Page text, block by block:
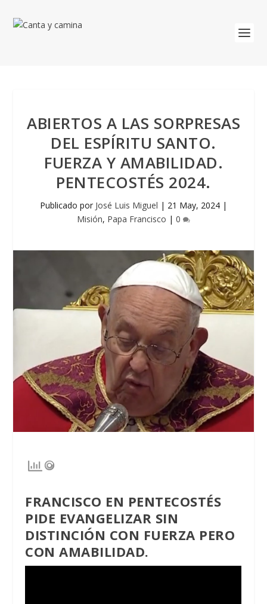
ABIERTOS A LAS SORPRESAS
DEL ESPÍRITU SANTO.
FUERZA Y AMABILIDAD.
PENTECOSTÉS 2024.
Publicado por José Luis Miguel | 21 May, 2024 |
Misión, Papa Francisco | 0
FRANCISCO EN PENTECOSTÉS
PIDE EVANGELIZAR SIN
DISTINCIÓN CON FUERZA PERO
CON AMABILIDAD.